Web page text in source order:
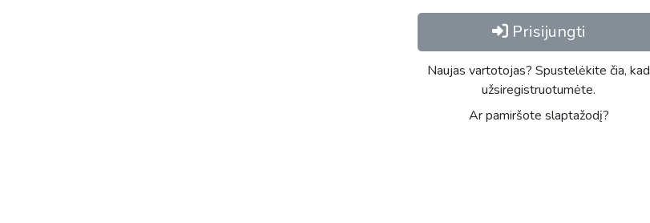
Prisijungti
Naujas vartotojas? Spustelėkite čia, kad
užsiregistruotumėte.
Ar pamiršote slaptažodį?